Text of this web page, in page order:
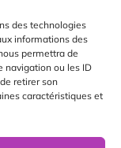
des technologies
informations des
permettra de
navigation ou les ID
retirer son
caractéristiques et
offres